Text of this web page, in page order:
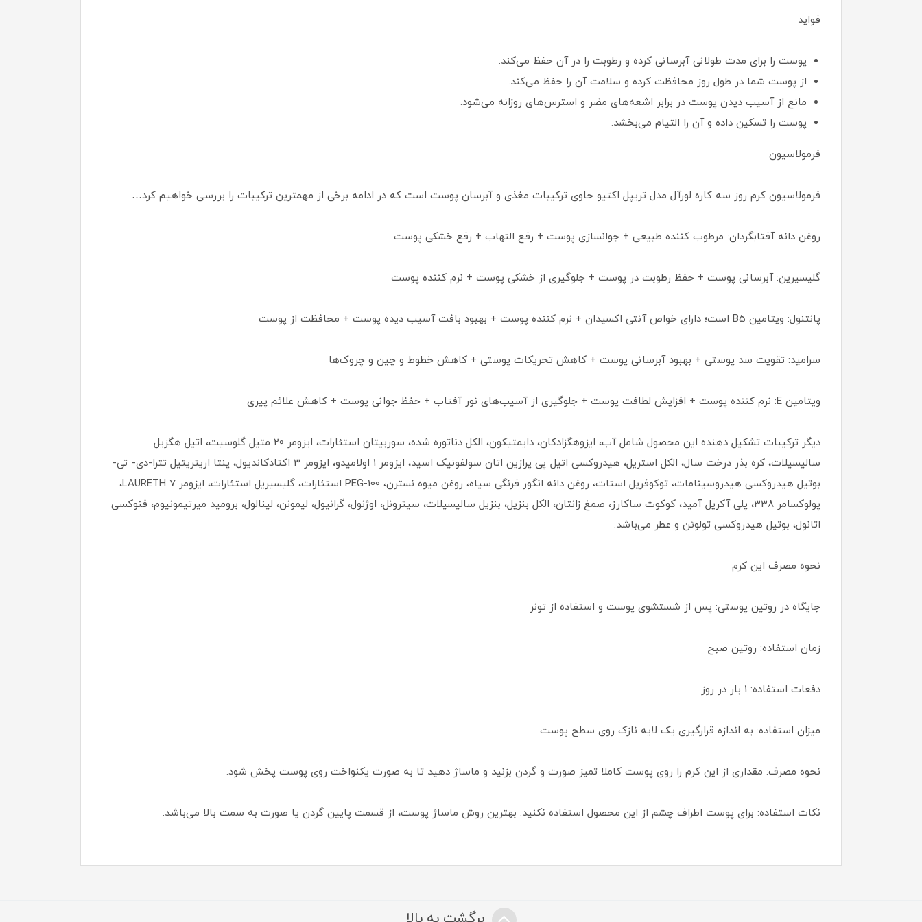
فواید
پوست را برای مدت طولانی آبرسانی کرده و رطوبت را در آن حفظ می‌کند.
از پوست شما در طول روز محافظت کرده و سلامت آن را حفظ می‌کند.
مانع از آسیب دیدن پوست در برابر اشعه‌های مضر و استرس‌های روزانه می‌شود.
پوست را تسکین داده و آن را التیام می‌بخشد.
فرمولاسیون
فرمولاسیون کرم روز سه کاره لورآل مدل تریپل اکتیو حاوی ترکیبات مغذی و آبرسان پوست است که در ادامه برخی از مهمترین ترکیبات را بررسی خواهیم کرد…
روغن دانه آفتابگردان: مرطوب کننده طبیعی + جوانسازی پوست + رفع التهاب + رفع خشکی پوست
گلیسیرین: آبرسانی پوست + حفظ رطوبت در پوست + جلوگیری از خشکی پوست + نرم کننده پوست
پانتنول: ویتامین B5 است؛ دارای خواص آنتی اکسیدان + نرم کننده پوست + بهبود بافت آسیب دیده پوست + محافظت از پوست
سرامید: تقویت سد پوستی + بهبود آبرسانی پوست + کاهش تحریکات پوستی + کاهش خطوط و چین‎ و ‎چروک‌ها
ویتامین E: نرم کننده پوست + افزایش لطافت پوست + جلوگیری از آسیب‌های نور آفتاب + حفظ جوانی پوست + کاهش علائم پیری
دیگر ترکیبات تشکیل دهنده این محصول شامل آب، ایزوهگزادکان، دایمتیکون، الکل دناتوره شده، سوربیتان استئارات، ایزومر 20 متیل گلوسیت، اتیل هگزیل
سالیسیلات، کره بذر درخت سال، الکل استریل، هیدروکسی اتیل پی پرازین اتان سولفونیک اسید، ایزومر 1 اولامیدو، ایزومر 3 اکتادکاندیول، پنتا اریتریتیل تترا-دی- تی-
بوتیل هیدروکسی هیدروسینامات، توکوفریل استات، روغن دانه انگور فرنگی سیاه، روغن میوه نسترن، PEG-100 استئارات، گلیسیریل استئارات، ایزومر 7 LAURETH،
پولوکسامر 338، پلی آکریل آمید، کوکوت ساکارز، صمغ زانتان، الکل بنزیل، بنزیل سالیسیلات، سیترونل، اوژنول، گرانیول، لیمونن، لینالول، برومید میرتیمونیوم، فنوکسی
اتانول، بوتیل هیدروکسی تولوئن و عطر می‌باشد.
نحوه مصرف این کرم
جایگاه در روتین پوستی: پس از شستشوی پوست و استفاده از تونر
زمان استفاده: روتین صبح
دفعات استفاده: 1 بار در روز
میزان استفاده: به اندازه قرارگیری یک لایه نازک روی سطح پوست
نحوه مصرف: مقداری از این کرم را روی پوست کاملا تمیز صورت و گردن بزنید و ماساژ دهید تا به صورت یکنواخت روی پوست پخش شود.
نکات استفاده: برای پوست اطراف چشم از این محصول استفاده نکنید. بهترین روش ماساژ پوست، از قسمت پایین گردن یا صورت به سمت بالا می‌باشد.